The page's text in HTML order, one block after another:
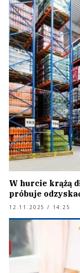
W hurcie krążą
próbuje
12.11.2025 / 14:25